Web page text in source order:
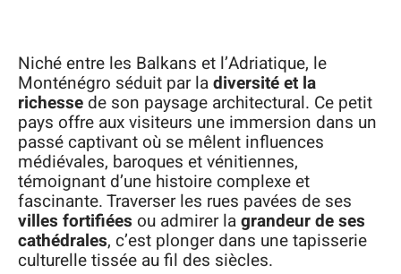
Niché entre les Balkans et l’Adriatique, le
Monténégro séduit par ladiversité et la
richesse de son paysage architectural. Ce petit
pays offre aux visiteurs une immersion dans un
passé captivant où se mêlent influences
médiévales, baroques et vénitiennes,
témoignant d’une histoire complexe et
fascinante. Traverser les rues pavées de ses
villes fortifiées ou admirer lagrandeur de ses
cathédrales, c’est plonger dans une tapisserie
culturelle tissée au fil des siècles.